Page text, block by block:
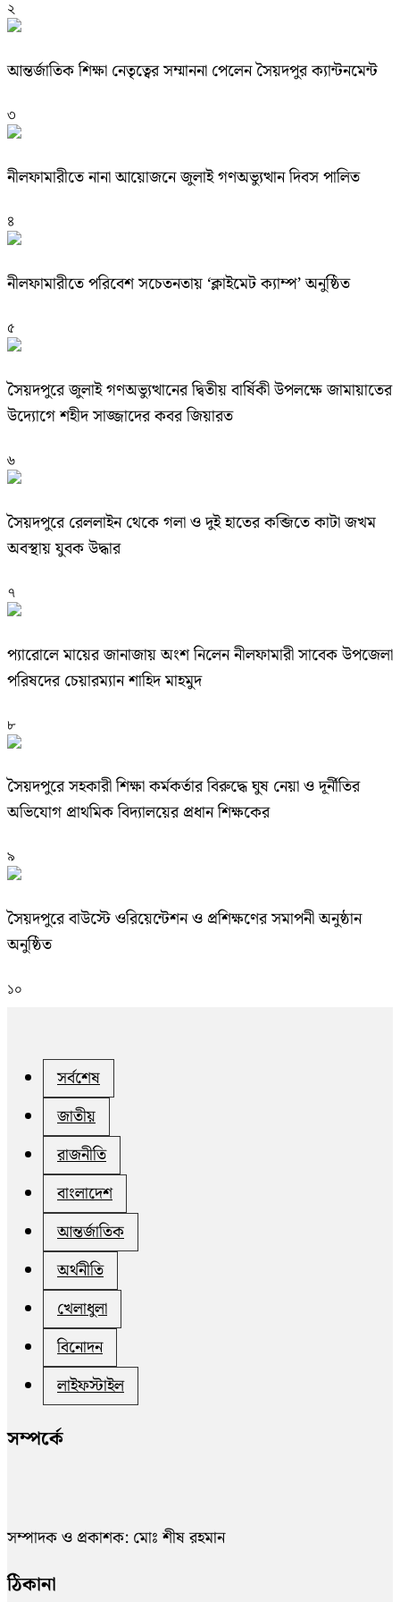
২
আন্তর্জাতিক শিক্ষা নেতৃত্বের সম্মাননা পেলেন সৈয়দপুর ক্যান্টনমেন্ট
৩
নীলফামারীতে নানা আয়োজনে জুলাই গণঅভ্যুত্থান দিবস পালিত
৪
নীলফামারীতে পরিবেশ সচেতনতায় ‘ক্লাইমেট ক্যাম্প’ অনুষ্ঠিত
৫
সৈয়দপুরে জুলাই গণঅভ্যুত্থানের দ্বিতীয় বার্ষিকী উপলক্ষে জামায়াতের
উদ্যোগে শহীদ সাজ্জাদের কবর জিয়ারত
৬
সৈয়দপুরে রেললাইন থেকে গলা ও দুই হাতের কব্জিতে কাটা জখম
অবস্থায় যুবক উদ্ধার
৭
প্যারোলে মায়ের জানাজায় অংশ নিলেন নীলফামারী সাবেক উপজেলা
পরিষদের চেয়ারম্যান শাহিদ মাহমুদ
৮
সৈয়দপুরে সহকারী শিক্ষা কর্মকর্তার বিরুদ্ধে ঘুষ নেয়া ও দূর্নীতির
অভিযোগ প্রাথমিক বিদ্যালয়ের প্রধান শিক্ষকের
৯
সৈয়দপুরে বাউস্টে ওরিয়েন্টেশন ও প্রশিক্ষণের সমাপনী অনুষ্ঠান
অনুষ্ঠিত
১০
সর্বশেষ
জাতীয়
রাজনীতি
বাংলাদেশ
আন্তর্জাতিক
অর্থনীতি
খেলাধুলা
বিনোদন
লাইফস্টাইল
সম্পর্কে
সম্পাদক ও প্রকাশক: মোঃ শীষ রহমান
ঠিকানা